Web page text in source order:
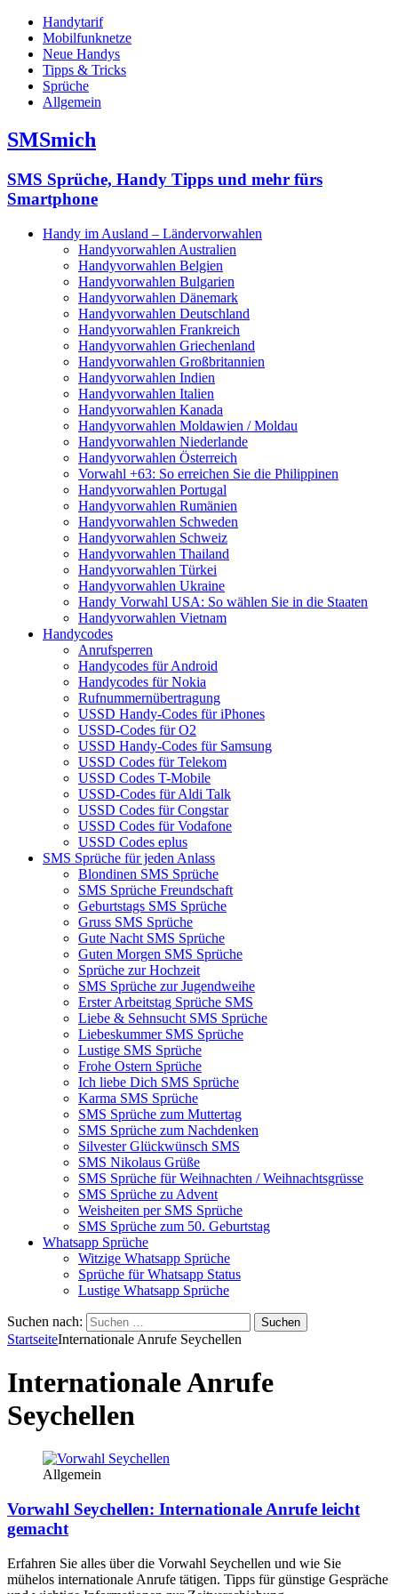
Handytarif
Mobilfunknetze
Neue Handys
Tipps & Tricks
Sprüche
Allgemein
SMSmich
SMS Sprüche, Handy Tipps und mehr fürs
Smartphone
Handy im Ausland – Ländervorwahlen
Handyvorwahlen Australien
Handyvorwahlen Belgien
Handyvorwahlen Bulgarien
Handyvorwahlen Dänemark
Handyvorwahlen Deutschland
Handyvorwahlen Frankreich
Handyvorwahlen Griechenland
Handyvorwahlen Großbritannien
Handyvorwahlen Indien
Handyvorwahlen Italien
Handyvorwahlen Kanada
Handyvorwahlen Moldawien / Moldau
Handyvorwahlen Niederlande
Handyvorwahlen Österreich
Vorwahl +63: So erreichen Sie die Philippinen
Handyvorwahlen Portugal
Handyvorwahlen Rumänien
Handyvorwahlen Schweden
Handyvorwahlen Schweiz
Handyvorwahlen Thailand
Handyvorwahlen Türkei
Handyvorwahlen Ukraine
Handy Vorwahl USA: So wählen Sie in die Staaten
Handyvorwahlen Vietnam
Handycodes
Anrufsperren
Handycodes für Android
Handycodes für Nokia
Rufnummernübertragung
USSD Handy-Codes für iPhones
USSD-Codes für O2
USSD Handy-Codes für Samsung
USSD Codes für Telekom
USSD Codes T-Mobile
USSD-Codes für Aldi Talk
USSD Codes für Congstar
USSD Codes für Vodafone
USSD Codes eplus
SMS Sprüche für jeden Anlass
Blondinen SMS Sprüche
SMS Sprüche Freundschaft
Geburtstags SMS Sprüche
Gruss SMS Sprüche
Gute Nacht SMS Sprüche
Guten Morgen SMS Sprüche
Sprüche zur Hochzeit
SMS Sprüche zur Jugendweihe
Erster Arbeitstag Sprüche SMS
Liebe & Sehnsucht SMS Sprüche
Liebeskummer SMS Sprüche
Lustige SMS Sprüche
Frohe Ostern Sprüche
Ich liebe Dich SMS Sprüche
Karma SMS Sprüche
SMS Sprüche zum Muttertag
SMS Sprüche zum Nachdenken
Silvester Glückwünsch SMS
SMS Nikolaus Grüße
SMS Sprüche für Weihnachten / Weihnachtsgrüsse
SMS Sprüche zu Advent
Weisheiten per SMS Sprüche
SMS Sprüche zum 50. Geburtstag
Whatsapp Sprüche
Witzige Whatsapp Sprüche
Sprüche für Whatsapp Status
Lustige Whatsapp Sprüche
Suchen nach:
StartseiteInternationale Anrufe Seychellen
Internationale Anrufe
Seychellen
Allgemein
Vorwahl Seychellen: Internationale Anrufe leicht
gemacht
Erfahren Sie alles über die Vorwahl Seychellen und wie Sie
mühelos internationale Anrufe tätigen. Tipps für günstige Gespräche